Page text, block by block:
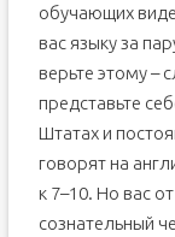
обучающих
вас языку за
верьте этому –
представьте
Штатах и
говорят на
к 7–10. Но вас
сознательный